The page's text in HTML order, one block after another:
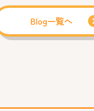
Blog一覧へ